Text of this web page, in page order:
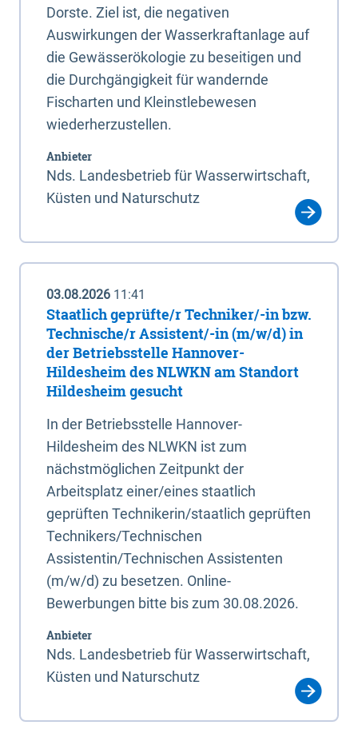
Dorste. Ziel ist, die negativen
Auswirkungen der Wasserkraftanlage auf
die Gewässerökologie zu beseitigen und
die Durchgängigkeit für wandernde
Fischarten und Kleinstlebewesen
wiederherzustellen.
Anbieter
Nds. Landesbetrieb für Wasserwirtschaft,
Küsten und Naturschutz
03.08.2026 11:41
Staatlich geprüfte/r Techniker/-in bzw.
Technische/r Assistent/-in (m/w/d) in
der Betriebsstelle Hannover-
Hildesheim des NLWKN am Standort
Hildesheim gesucht
In der Betriebsstelle Hannover-
Hildesheim des NLWKN ist zum
nächstmöglichen Zeitpunkt der
Arbeitsplatz einer/eines staatlich
geprüften Technikerin/staatlich geprüften
Technikers/Technischen
Assistentin/Technischen Assistenten
(m/w/d) zu besetzen. Online-
Bewerbungen bitte bis zum 30.08.2026.
Anbieter
Nds. Landesbetrieb für Wasserwirtschaft,
Küsten und Naturschutz